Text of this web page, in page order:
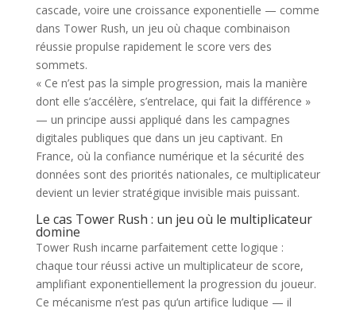
cascade, voire une croissance exponentielle — comme
dans Tower Rush, un jeu où chaque combinaison
réussie propulse rapidement le score vers des
sommets.
« Ce n’est pas la simple progression, mais la manière
dont elle s’accélère, s’entrelace, qui fait la différence »
— un principe aussi appliqué dans les campagnes
digitales publiques que dans un jeu captivant. En
France, où la confiance numérique et la sécurité des
données sont des priorités nationales, ce multiplicateur
devient un levier stratégique invisible mais puissant.
Le cas Tower Rush : un jeu où le multiplicateur
domine
Tower Rush incarne parfaitement cette logique :
chaque tour réussi active un multiplicateur de score,
amplifiant exponentiellement la progression du joueur.
Ce mécanisme n’est pas qu’un artifice ludique — il